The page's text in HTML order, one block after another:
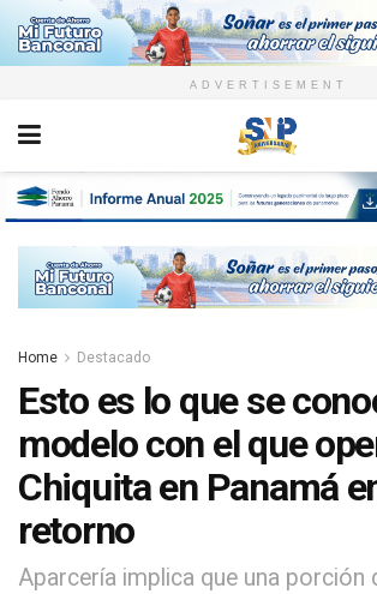
ADVERTISEMENT
Home Destacado
Esto es lo que se
modelo con el que
Chiquita en Panamá
retorno
Aparcería implica que una porción